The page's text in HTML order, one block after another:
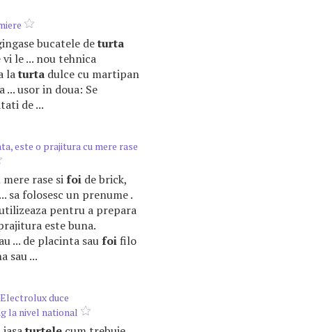
bucatele deturta
le ... nou tehnica
laturta dulce cu martipan
... usor in doua: Se
de ...
este o prajitura cu mere rase
rase sifoi de brick,
sa folosesc un prenume .
pentru a prepara
este buna.
... de placinta saufoifilo
sau ...
duce
la nivel national